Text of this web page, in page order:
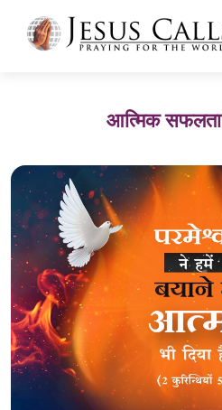
आत्मिक